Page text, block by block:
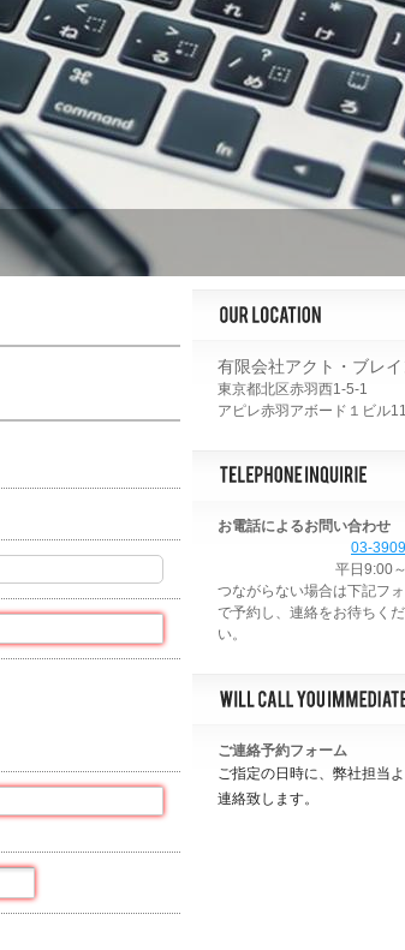
有限会社アクト・ブレイ
東京都北区赤羽西1-5-1
アピレ赤羽アボード１ビル
お電話によるお問い合わせ
03-
平日9:00
ご連絡予約フォーム
ご指定の日時に、弊社担当
連絡致します。